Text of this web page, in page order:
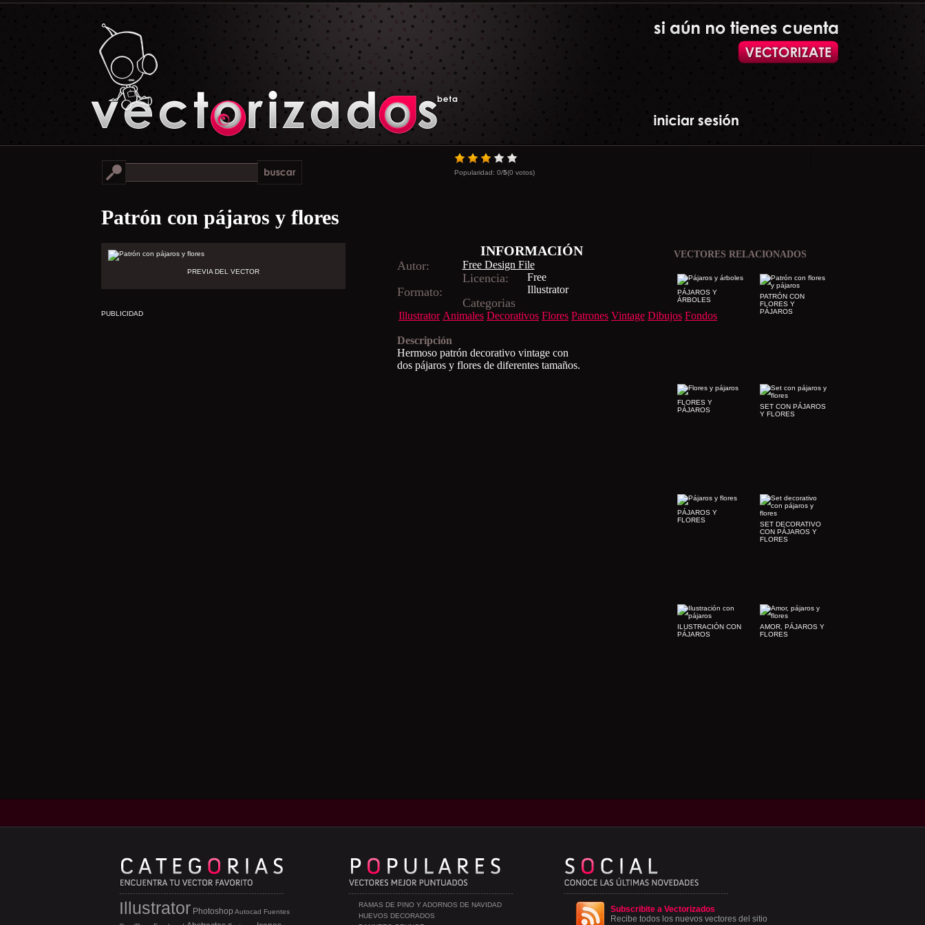
Popularidad: 0/5(0 votos)
Patrón con pájaros y flores
PREVIA DEL VECTOR
INFORMACIÓN
Autor: Free Design File
Licencia: Free
Formato: Illustrator
Categorias
Illustrator Animales Decorativos Flores Patrones Vintage Dibujos Fondos
Descripción
Hermoso patrón decorativo vintage con
dos pájaros y flores de diferentes tamaños.
PUBLICIDAD
VECTORES RELACIONADOS
PATRÓN CON
FLORES Y
PÁJAROS
PÁJAROS Y
ÁRBOLES
SET CON PÁJAROS
Y FLORES
FLORES Y
PÁJAROS
SET DECORATIVO
CON PÁJAROS Y
FLORES
PÁJAROS Y
FLORES
AMOR, PÁJAROS Y
FLORES
ILUSTRACIÓN CON
PÁJAROS
Subscribite a Vectorizados
Recibe todos los nuevos vectores del sitio
RAMAS DE PINO Y ADORNOS DE NAVIDAD
HUEVOS DECORADOS
Illustrator Photoshop Autocad Fuentes